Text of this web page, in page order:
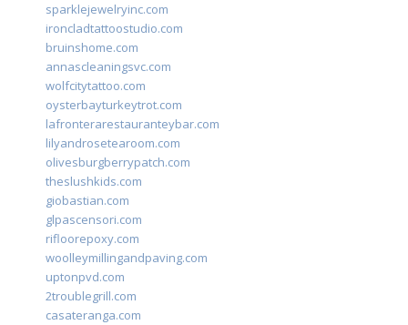
sparklejewelryinc.com
ironcladtattoostudio.com
bruinshome.com
annascleaningsvc.com
wolfcitytattoo.com
oysterbayturkeytrot.com
lafronterarestauranteybar.com
lilyandrosetearoom.com
olivesburgberrypatch.com
theslushkids.com
giobastian.com
glpascensori.com
rifloorepoxy.com
woolleymillingandpaving.com
uptonpvd.com
2troublegrill.com
casateranga.com